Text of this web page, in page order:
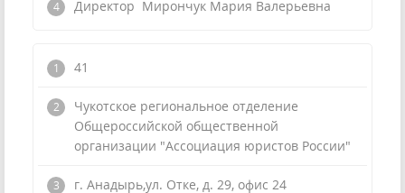
Директор Мирончук Мария Валерьевна
41
Чукотское региональное отделение
Общероссийской общественной
организации "Ассоциация юристов России"
г. Анадырь,ул. Отке, д. 29, офис 24